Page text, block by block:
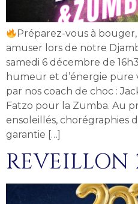
Préparez-vous à
amuser lors de notre
samedi 6 décembre de
humeur et d’énergie pure
par nos coach de choc :
Fatzo pour la Zumba. Au
ensoleillés, chorégraphies
garantie […]
REVEILLON